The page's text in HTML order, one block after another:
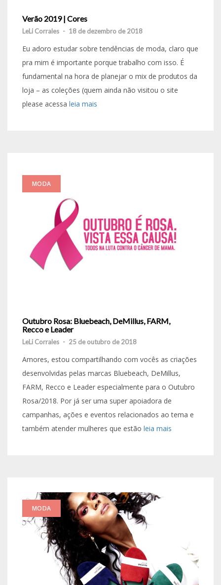
Verão 2019 | Cores
LeLi Corrales - 18 de dezembro de 2018
Eu adoro estudar sobre tendências de moda, claro que
pra mim é importante porque trabalho com isso. É
fundamental na hora de planejar o mix de produtos da
loja – as coleções (quem ainda não visitou o site
please acessa leia mais
MODA
Outubro Rosa: Bluebeach, DeMillus, FARM,
Recco e Leader
LeLi Corrales - 25 de outubro de 2018
Amores, estou compartilhando com vocês as criações
desenvolvidas pelas marcas Bluebeach, DeMillus,
FARM, Recco e Leader especialmente para o Outubro
Rosa/2018. Por já ser uma super apoiadora de
campanhas, ações e eventos relacionados ao tema e
também atender mulheres que estão leia mais
MODA